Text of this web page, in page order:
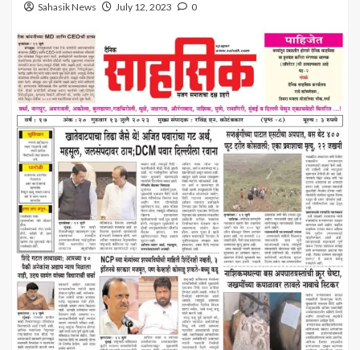
Sahasik News July 12, 2023 0